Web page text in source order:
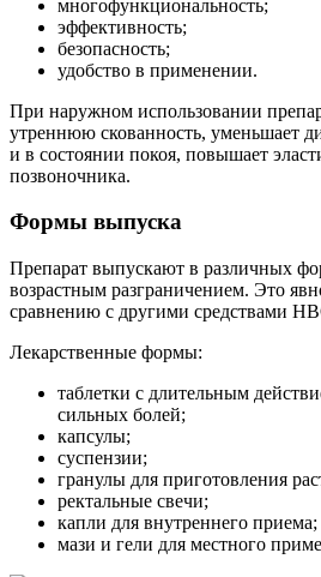
многофункциональность;
эффективность;
безопасность;
удобство в применении.
При наружном использовании
утреннюю скованность, уменьшает
и в состоянии покоя, повышает
позвоночника.
Формы выпуска
Препарат выпускают в различных
возрастным разграничением. Это
сравнению с другими средствами
Лекарственные формы:
таблетки с длительным
сильных болей;
капсулы;
суспензии;
гранулы для приготовления
ректальные свечи;
капли для внутреннего приема;
мази и гели для местного